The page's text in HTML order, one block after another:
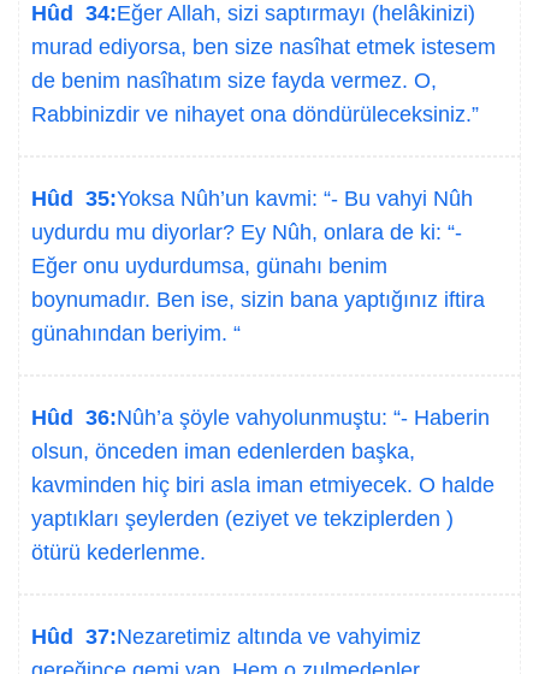
Hûd 34:Eğer Allah, sizi saptırmayı (helâkinizi)
murad ediyorsa, ben size nasîhat etmek istesem
de benim nasîhatım size fayda vermez. O,
Rabbinizdir ve nihayet ona döndürüleceksiniz.”
Hûd 35:Yoksa Nûh’un kavmi: “- Bu vahyi Nûh
uydurdu mu diyorlar? Ey Nûh, onlara de ki: “-
Eğer onu uydurdumsa, günahı benim
boynumadır. Ben ise, sizin bana yaptığınız iftira
günahından beriyim. “
Hûd 36:Nûh’a şöyle vahyolunmuştu: “- Haberin
olsun, önceden iman edenlerden başka,
kavminden hiç biri asla iman etmiyecek. O halde
yaptıkları şeylerden (eziyet ve tekziplerden )
ötürü kederlenme.
Hûd 37:Nezaretimiz altında ve vahyimiz